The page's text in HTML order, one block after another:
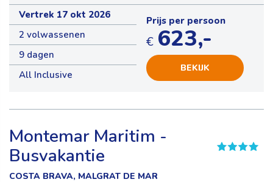
Vertrek 17 okt 2026
2 volwassenen
9 dagen
All Inclusive
Prijs per persoon
€ 623,-
BEKIJK
Montemar Maritim -
Busvakantie
COSTA BRAVA, MALGRAT DE MAR